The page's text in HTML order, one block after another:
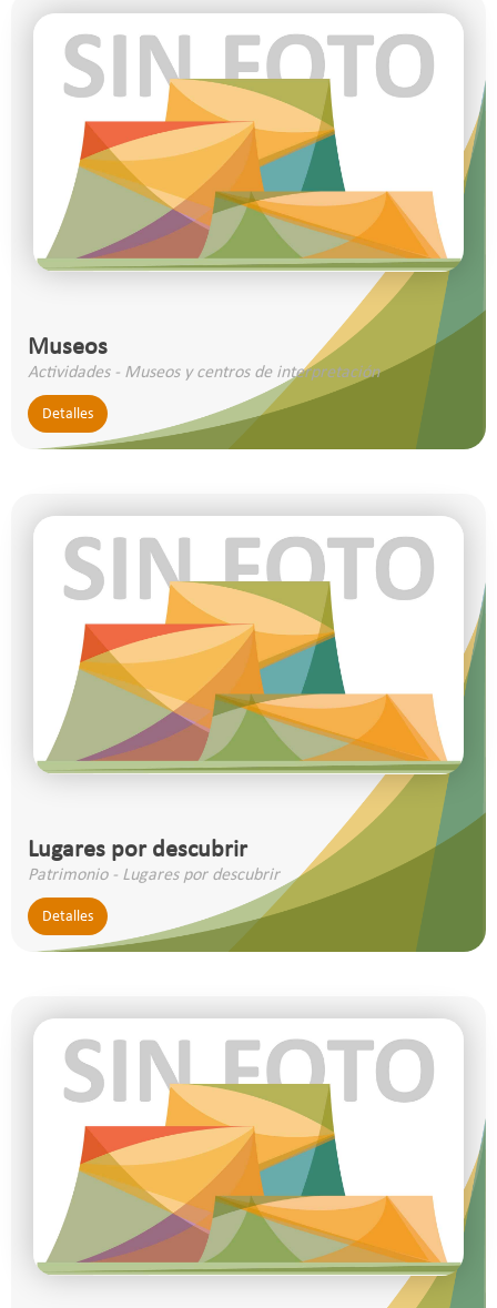
Museos
Actividades - Museos y centros de interpretación
Detalles
Lugares por descubrir
Patrimonio - Lugares por descubrir
Detalles